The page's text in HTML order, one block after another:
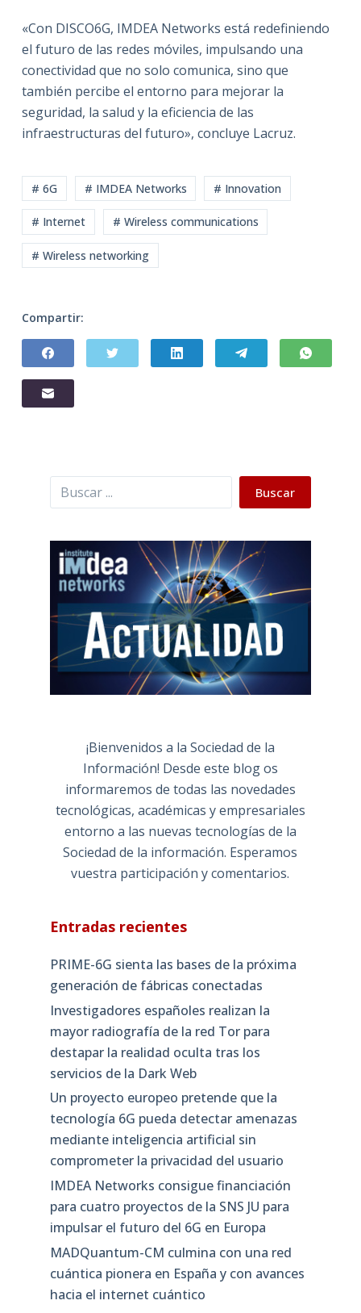
«Con DISCO6G, IMDEA Networks está redefiniendo
el futuro de las redes móviles, impulsando una
conectividad que no solo comunica, sino que
también percibe el entorno para mejorar la
seguridad, la salud y la eficiencia de las
infraestructuras del futuro», concluye Lacruz.
# 6G # IMDEA Networks # Innovation
# Internet # Wireless communications
# Wireless networking
Compartir:
Buscar Buscar
¡Bienvenidos a la Sociedad de la
Información! Desde este blog os
informaremos de todas las novedades
tecnológicas, académicas y empresariales
entorno a las nuevas tecnologías de la
Sociedad de la información. Esperamos
vuestra participación y comentarios.
Entradas recientes
PRIME-6G sienta las bases de la próxima
generación de fábricas conectadas
Investigadores españoles realizan la
mayor radiografía de la red Tor para
destapar la realidad oculta tras los
servicios de la Dark Web
Un proyecto europeo pretende que la
tecnología 6G pueda detectar amenazas
mediante inteligencia artificial sin
comprometer la privacidad del usuario
IMDEA Networks consigue financiación
para cuatro proyectos de la SNS JU para
impulsar el futuro del 6G en Europa
MADQuantum-CM culmina con una red
cuántica pionera en España y con avances
hacia el internet cuántico